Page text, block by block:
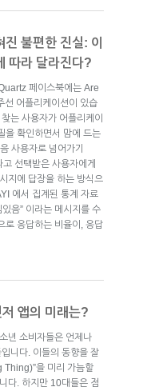
불편한 진실: 이
따라 달라진다?
페이스북에는 Are
어플리케이션이 있습
는 사용자가 어플리케이
을 확인하면서 맘에 드는
사용자로 넘어가기
선택받은 사용자에게
지에 답장을 하는 방식으
에서 집계된 통계 자료
음” 이라는 메시지를 수
로 응답하는 비율이, 응답
앱의 미래는?
년 소비자들은 언제나
니다. 이들의 동향을 잘
Thing)”을 미리 가늠할
다. 하지만 10대들은 점